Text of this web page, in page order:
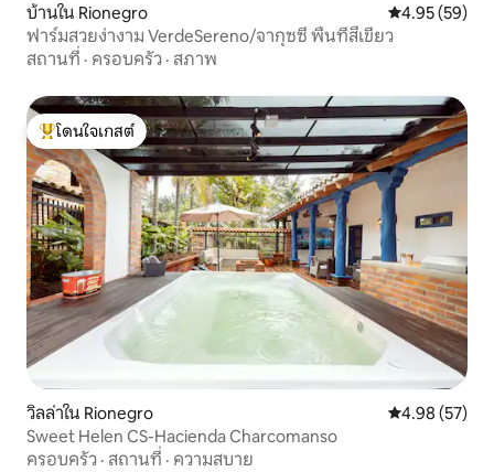
บ้านใน Rionegro คะแนนเฉลี่ย
4.95 (59)
ฟาร์มสวยง่างาม VerdeSereno/จากุซซี่ พื้นที่สีเขียว
สถานที่ · ครอบครัว · สภาพ
โดนใจเกสต์ที่สุด
โดนใจเกสต์
วิลล่าใน Rionegro คะแนนเฉลี่ย
4.98 (57)
Sweet Helen CS-Hacienda Charcomanso
ครอบครัว · สถานที่ · ความสบาย